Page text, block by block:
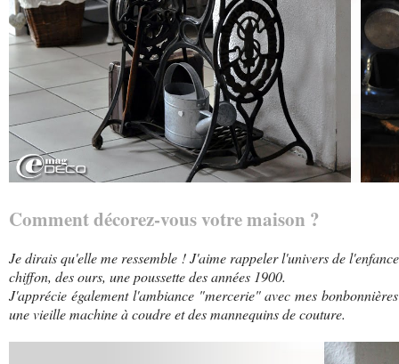
Comment décorez-vous votre maison ?
Je dirais qu'elle me ressemble ! J'aime rappeler l'univers de
chiffon, des ours, une poussette des années 1900.
J'apprécie également l'ambiance "mercerie" avec mes
une vieille machine à coudre et des mannequins de couture.